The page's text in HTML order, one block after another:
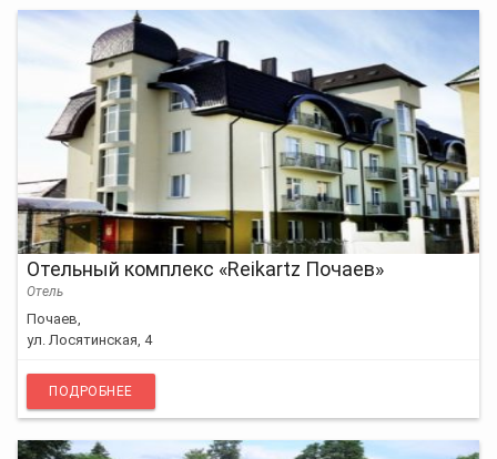
Отельный комплекс «Reikartz Почаев»
Отель
Почаев,
ул. Лосятинская, 4
ПОДРОБНЕЕ